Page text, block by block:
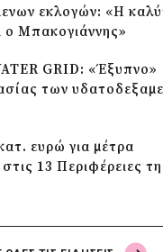
εκλογών: «Η
ο Μπακογιάννης»
GRID: «Έξυπνο»
των
ευρώ για μέτρα
13 Περιφέρειες
Έξι ημέρες
στη